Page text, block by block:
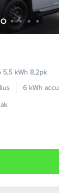
5,5 kWh 8,2pk
6 kWh accu